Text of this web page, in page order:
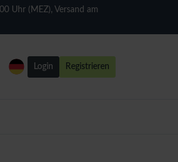
Uhr (MEZ), Versand am
Login Registrieren